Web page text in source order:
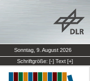
Sonntag, 9. August 2026
Schriftgröße: [-] Text [+]